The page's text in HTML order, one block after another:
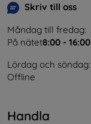
Skriv till oss
Måndag till fredag:
På nätet8:00 - 16:00
Lördag och söndag:
Offline
Handla